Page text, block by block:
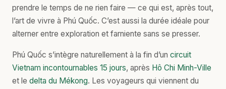
prendre le temps de ne rien faire — ce qui est, après tout,
l’art de vivre à Phú Quốc. C’est aussi la durée idéale pour
alterner entre exploration et farniente sans se presser.
Phú Quốc s’intègre naturellement à la fin d’un circuit
Vietnam incontournables 15 jours, après Hô Chi Minh-Ville
et le delta du Mékong. Les voyageurs qui viennent du